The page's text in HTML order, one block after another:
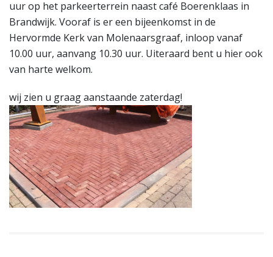
uur op het parkeerterrein naast café Boerenklaas in
Brandwijk. Vooraf is er een bijeenkomst in de
Hervormde Kerk van Molenaarsgraaf, inloop vanaf
10.00 uur, aanvang 10.30 uur. Uiteraard bent u hier ook
van harte welkom.
wij zien u graag aanstaande zaterdag!